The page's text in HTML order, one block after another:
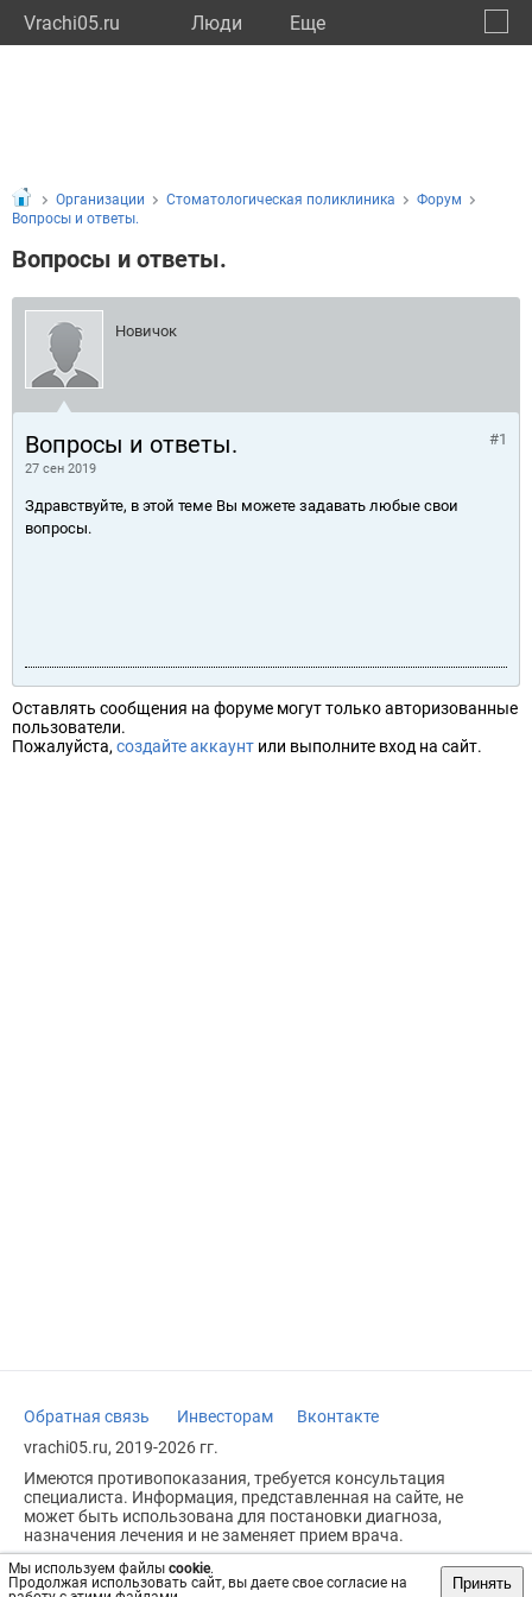
Vrachi05.ru Люди Eще
Мы используем файлы cookie.
Продолжая использовать сайт, вы даете свое согласие на
Принять
Организации Стоматологическая поликлиника
Форум
Вопросы и ответы.
Вопросы и ответы.
Новичок
Вопросы и ответы.
27 сен 2019
#1
Здравствуйте, в этой теме Вы можете задавать любые свои
вопросы.
Оставлять сообщения на форуме могут только авторизованные
пользователи.
Пожалуйста, создайте аккаунт или выполните вход на сайт.
Обратная связь Инвесторам
Вконтакте
vrachi05.ru, 2019-2026 гг.
Имеются противопоказания, требуется консультация
специалиста. Информация, представленная на сайте, не
может быть использована для постановки диагноза,
назначения лечения и не заменяет прием врача.
Возрастное ограничение: 18+